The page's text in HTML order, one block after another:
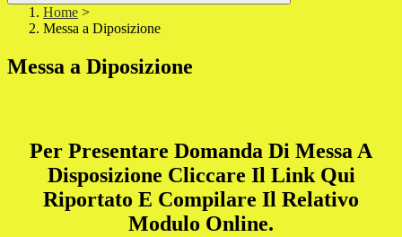
Home >
Messa a Diposizione
Messa a Diposizione
Per Presentare Domanda Di Messa A
Disposizione Cliccare Il Link Qui
Riportato E Compilare Il Relativo
Modulo Online.